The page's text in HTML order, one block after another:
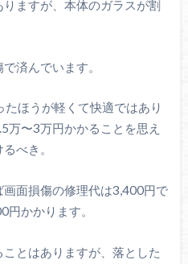
ますが、本体のガラスが割
済んでいます。
ほうが軽くて快適ではあり
万〜3万円かかることを思え
べき。
面損傷の修理代は3,400円で
かかります。
とはありますが、落とした